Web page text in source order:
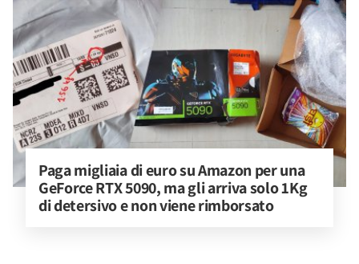
Paga migliaia di euro su Amazon per una
GeForce RTX 5090, ma gli arriva solo 1Kg
di detersivo e non viene rimborsato